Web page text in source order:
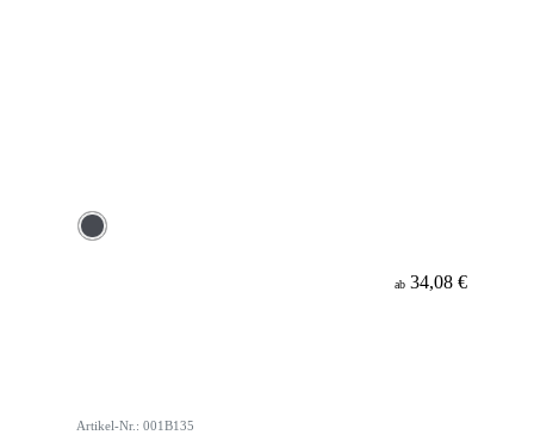
ab 34,08 €
Artikel-Nr.: 001B135